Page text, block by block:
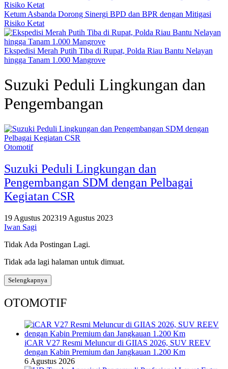
Ketum Asbanda Dorong Sinergi BPD dan BPR dengan Mitigasi
Risiko Ketat
Ekspedisi Merah Putih Tiba di Rupat, Polda Riau Bantu Nelayan
hingga Tanam 1.000 Mangrove
Suzuki Peduli Lingkungan dan
Pengembangan
Otomotif
Suzuki Peduli Lingkungan dan
Pengembangan SDM dengan Pelbagai
Kegiatan CSR
19 Agustus 202319 Agustus 2023
Iwan Sagi
Tidak Ada Postingan Lagi.
Tidak ada lagi halaman untuk dimuat.
Selengkapnya
OTOMOTIF
iCAR V27 Resmi Meluncur di GIIAS 2026, SUV REEV
dengan Kabin Premium dan Jangkauan 1.200 Km
6 Agustus 2026